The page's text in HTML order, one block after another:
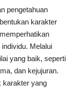
pengetahuan
karakter
Melalui
yang baik, seperti
dan kejujuran.
karakter yang